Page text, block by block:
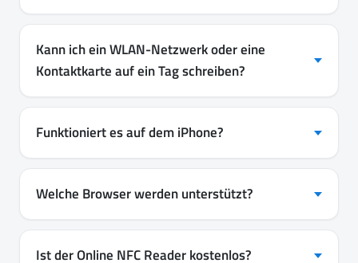
Kann ich ein WLAN-Netzwerk oder eine
Kontaktkarte auf ein Tag schreiben?
Funktioniert es auf dem iPhone?
Welche Browser werden unterstützt?
Ist der Online NFC Reader kostenlos?